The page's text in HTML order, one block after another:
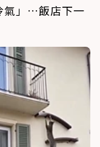
氣」…飯店下一